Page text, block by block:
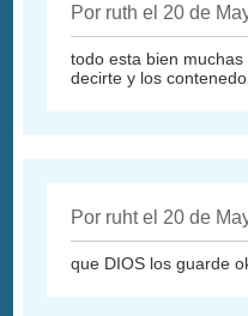
Por ruth el 20 de
todo esta bien
decirte y los
Por ruht el 20 de
que DIOS los guarde